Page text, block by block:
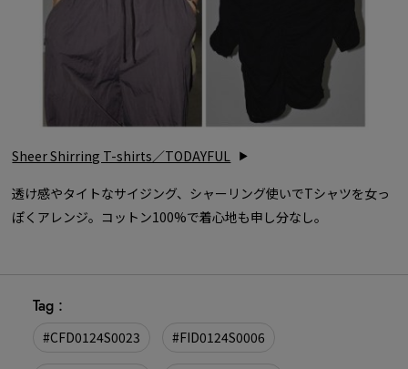
Sheer Shirring T-shirts／TODAYFUL
透け感やタイトなサイジング、シャーリング使いでTシャツを女っ
ぽくアレンジ。コットン100%で着心地も申し分なし。
Tag :
#CFD0124S0023 #FID0124S0006